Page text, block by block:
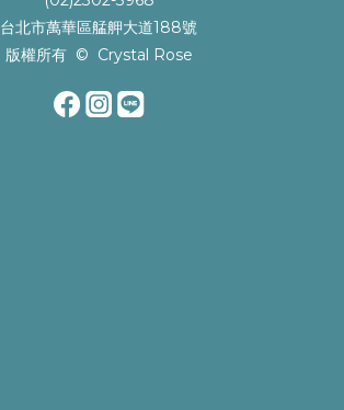
台北市萬華區艋舺大道188號
版權所有 © Crystal Rose